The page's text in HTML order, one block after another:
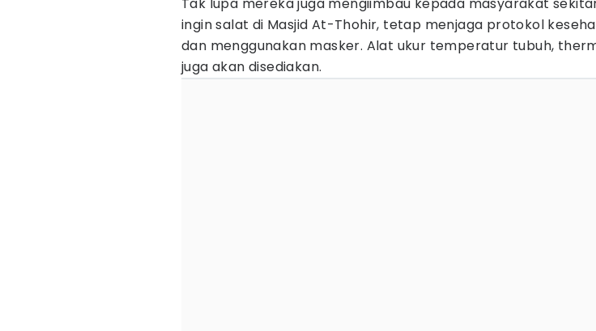
ingin salat di Masjid At-Thohir, tetap menjaga protokol
dan menggunakan masker. Alat ukur temperatur tubuh,
juga akan disediakan.